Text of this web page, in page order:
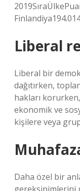
Liberal
Liberal bir
dağıtırken,
hakları
ekonomik ve
kişilere veya
Daha özel bir